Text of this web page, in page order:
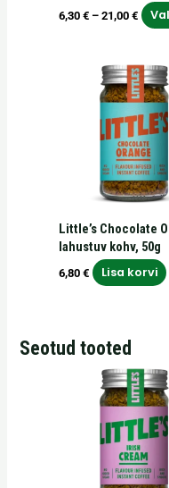
6,30€ – 21,00€
Little’s Chocolate
lahustuv kohv, 50g
6,80€ Lisa korvi
Seotud tooted